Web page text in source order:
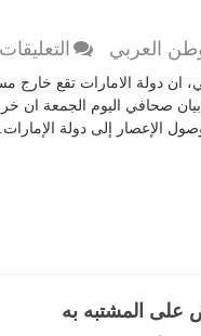
العربي التعليقات
ان دولة الامارات تقع خارج
صحافي اليوم الجمعة ان
الإعصار إلى دولة
على المشتبه به